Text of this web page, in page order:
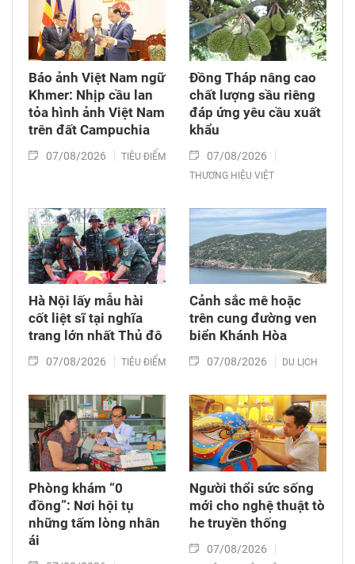
Báo ảnh Việt Nam ngữ
Khmer: Nhịp cầu lan
tỏa hình ảnh Việt Nam
trên đất Campuchia
07/08/2026 TIÊU ĐIỂM
Đồng Tháp nâng cao
chất lượng sầu riêng
đáp ứng yêu cầu xuất
khẩu
07/08/2026
THƯƠNG HIỆU VIỆT
Hà Nội lấy mẫu hài
cốt liệt sĩ tại nghĩa
trang lớn nhất Thủ đô
07/08/2026 TIÊU ĐIỂM
Cảnh sắc mê hoặc
trên cung đường ven
biển Khánh Hòa
07/08/2026 DU LỊCH
Phòng khám “0
đồng”: Nơi hội tụ
những tấm lòng nhân
ái
Người thổi sức sống
mới cho nghệ thuật tò
he truyền thống
07/08/2026